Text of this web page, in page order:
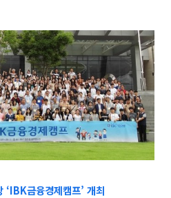
금융경제캠프’ 개최